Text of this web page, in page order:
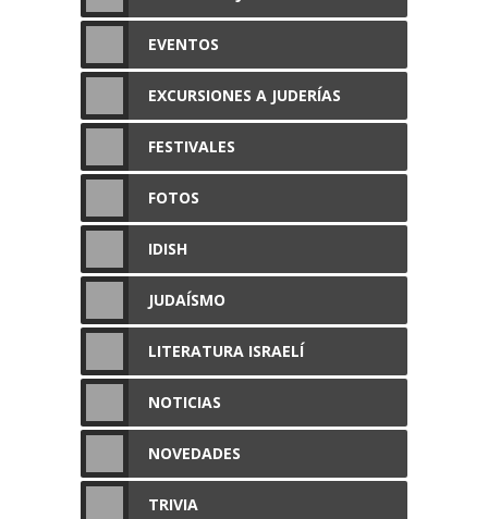
EVENTOS
EXCURSIONES A JUDERÍAS
FESTIVALES
FOTOS
IDISH
JUDAÍSMO
LITERATURA ISRAELÍ
NOTICIAS
NOVEDADES
TRIVIA